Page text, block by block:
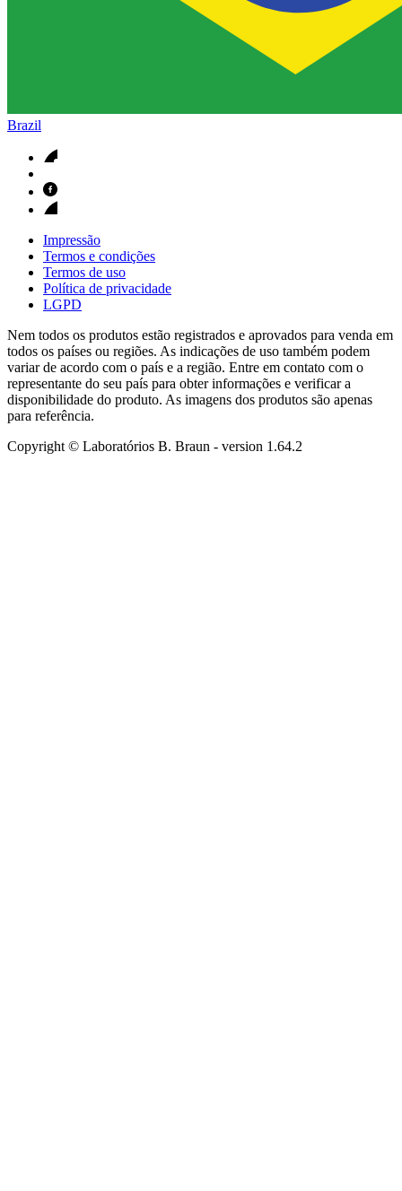
Brazil
Impressão
Termos e condições
Termos de uso
Política de privacidade
LGPD
Nem todos os produtos estão registrados e aprovados para venda em
todos os países ou regiões. As indicações de uso também podem
variar de acordo com o país e a região. Entre em contato com o
representante do seu país para obter informações e verificar a
disponibilidade do produto. As imagens dos produtos são apenas
para referência.
Copyright © Laboratórios B. Braun - version 1.64.2